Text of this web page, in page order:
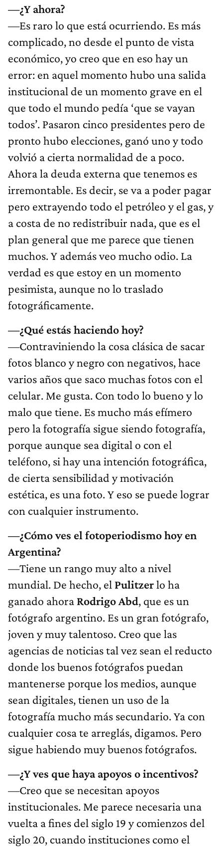
—¿Y ahora?
—Es raro lo que está ocurriendo. Es más
complicado, no desde el punto de vista
económico, yo creo que en eso hay un
error: en aquel momento hubo una salida
institucional de un momento grave en el
que todo el mundo pedía ‘que se vayan
todos’. Pasaron cinco presidentes pero de
pronto hubo elecciones, ganó uno y todo
volvió a cierta normalidad de a poco.
Ahora la deuda externa que tenemos es
irremontable. Es decir, se va a poder pagar
pero extrayendo todo el petróleo y el gas, y
a costa de no redistribuir nada, que es el
plan general que me parece que tienen
muchos. Y además veo mucho odio. La
verdad es que estoy en un momento
pesimista, aunque no lo traslado
fotográficamente.
—¿Qué estás haciendo hoy?
—Contraviniendo la cosa clásica de sacar
fotos blanco y negro con negativos, hace
varios años que saco muchas fotos con el
celular. Me gusta. Con todo lo bueno y lo
malo que tiene. Es mucho más efímero
pero la fotografía sigue siendo fotografía,
porque aunque sea digital o con el
teléfono, si hay una intención fotográfica,
de cierta sensibilidad y motivación
estética, es una foto. Y eso se puede lograr
con cualquier instrumento.
—¿Cómo ves el fotoperiodismo hoy en
Argentina?
—Tiene un rango muy alto a nivel
mundial. De hecho, el Pulitzerlo ha
ganado ahora Rodrigo Abd, que es un
fotógrafo argentino. Es un gran fotógrafo,
joven y muy talentoso. Creo que las
agencias de noticias tal vez sean el reducto
donde los buenos fotógrafos puedan
mantenerse porque los medios, aunque
sean digitales, tienen un uso de la
fotografía mucho más secundario. Ya con
cualquier cosa te arreglás, digamos. Pero
sigue habiendo muy buenos fotógrafos.
—¿Y ves que haya apoyos o incentivos?
—Creo que se necesitan apoyos
institucionales. Me parece necesaria una
vuelta a fines del siglo 19 y comienzos del
siglo 20, cuando instituciones como el